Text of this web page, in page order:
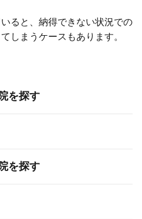
ると、納得できない状況での
しまうケースもあります。
を探す
を探す